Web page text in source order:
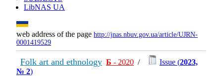
LibNAS UA
web address of the page http://jnas.nbuv.gov.ua/article/UJRN-
0001419529
Folk art and ethnology Б - 2020 / Issue (2023,
№ 2)